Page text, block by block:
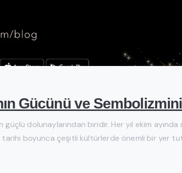
Gücünü ve
güçlü dolunaylarından biridir. Her yıl ekim
boyunca çeşitli kültürlerde önemli bir yer